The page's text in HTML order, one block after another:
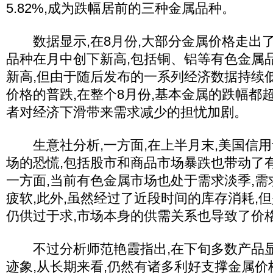
5.82%,成为跌幅居前的三种金属品种。
数据显示,在8月份,大部分金属价格走出了
品种在月中创下新高,包括铜、铝等有色金属
新高,但由于随后发布的一系列经济数据持续
价格的普跌,在整个8月份,基本金属的跌幅都
者对经济下滑带来需求减少的担忧加剧。
生意社分析,一方面,在上半月末,美国信用
场的恐慌,包括股市和商品市场暴跌也带动了
一方面,当前有色金属市场也处于需求淡季,
疲软,此外,虽然经过了近段时间的库存消耗,
仍供过于求,市场本身的供需关系也导致了价
不过分析师范艳霞指出,在下旬多数产品
迹象,从长期来看,仍然有诸多利好支撑金属